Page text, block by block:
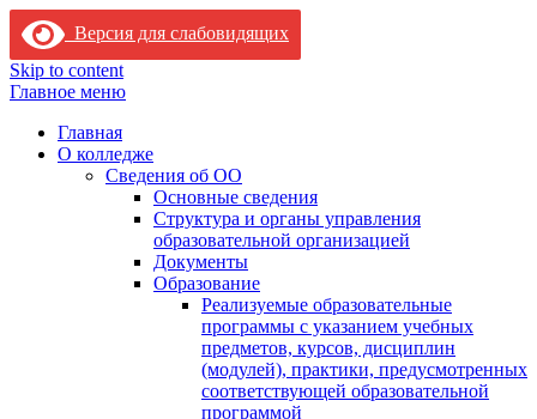
Версия для слабовидящих
Skip to content
Главное меню
Главная
О колледже
Сведения об ОО
Основные сведения
Структура и органы управления
образовательной организацией
Документы
Образование
Реализуемые образовательные
программы с указанием учебных
предметов, курсов, дисциплин
(модулей), практики, предусмотренных
соответствующей образовательной
программой